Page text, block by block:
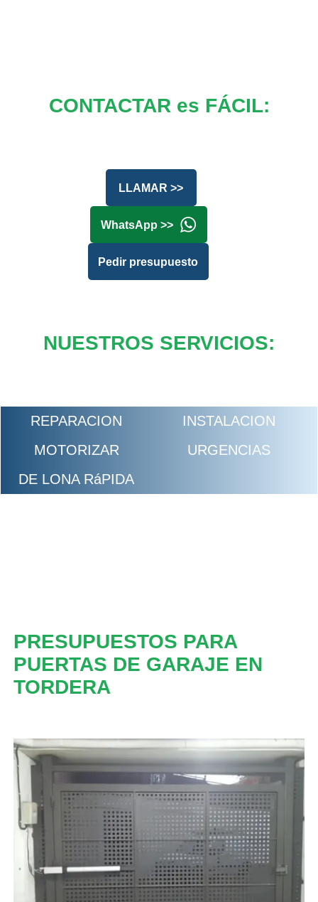
CONTACTAR es FÁCIL:
LLAMAR >>
WhatsApp >>
Pedir presupuesto
NUESTROS SERVICIOS:
REPARACION
INSTALACION
MOTORIZAR
URGENCIAS
DE LONA RáPIDA
PRESUPUESTOS PARA
PUERTAS DE GARAJE EN
TORDERA